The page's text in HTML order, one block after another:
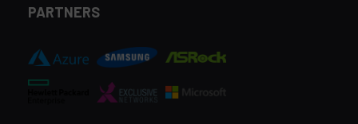
PARTNERS